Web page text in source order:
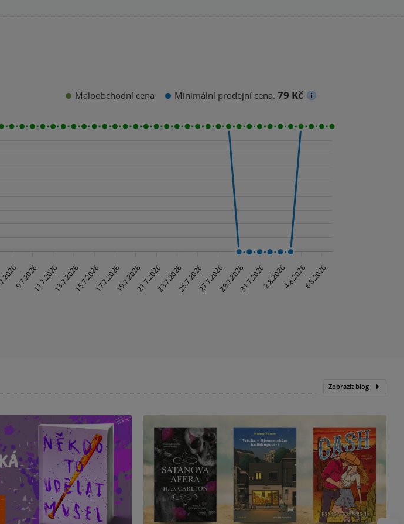
Maloobchodní cena Minimální prodejní cena: 79 Kč
Zobrazit blog